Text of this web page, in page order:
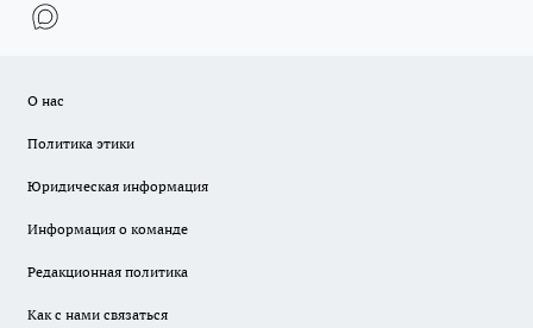
О нас
Политика этики
Юридическая информация
Информация о команде
Редакционная политика
Как с нами связаться